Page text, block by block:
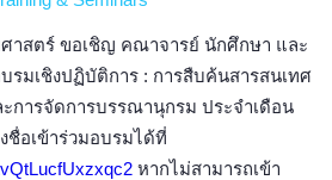
สตร์ ขอเชิญ คณาจารย์ นักศึกษา และ
รมเชิงปฏิบัติการ : การสืบค้นสารสนเทศ
การจัดการบรรณานุกรม ประจำเดือน
ชื่อเข้าร่วมอบรมได้ที่
หากไม่สามารถเข้า